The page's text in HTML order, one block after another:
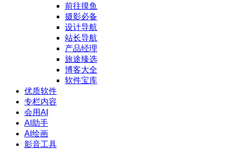
前往摸鱼
摄影必备
设计导航
站长导航
产品经理
旅途臻选
博客大全
软件宝库
优质软件
专栏内容
会用AI
AI助手
AI绘画
影音工具